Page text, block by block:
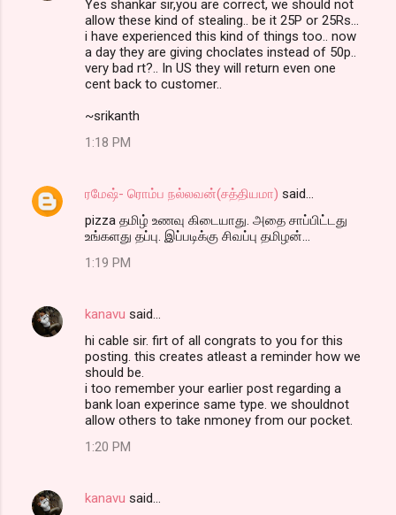
Yes shankar sir,you are correct, we should not
allow these kind of stealing.. be it 25P or 25Rs...
i have experienced this kind of things too.. now
a day they are giving choclates instead of 50p..
very bad rt?.. In US they will return even one
cent back to customer..
~srikanth
1:18 PM
ரமேஷ்- ரொம்ப நல்லவன்(சத்தியமா) said…
pizza தமிழ் உணவு கிடையாது. அதை சாப்பிட்டது
உங்களது தப்பு. இப்படிக்கு சிவப்பு தமிழன்...
1:19 PM
kanavu said…
hi cable sir. firt of all congrats to you for this
posting. this creates atleast a reminder how we
should be.
i too remember your earlier post regarding a
bank loan experince same type. we shouldnot
allow others to take nmoney from our pocket.
1:20 PM
kanavu said…